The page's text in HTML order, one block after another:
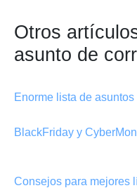
Otros
asunto de
Enorme lista de
BlackFriday y
Consejos para mejores